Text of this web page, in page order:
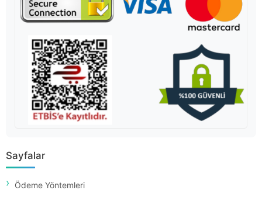
Sayfalar
Ödeme Yöntemleri